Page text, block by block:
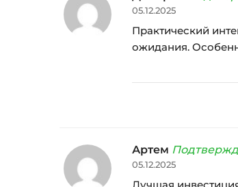
05.12.2025
Практический
ожидания.
Артем
05.12.2025
Лучшая